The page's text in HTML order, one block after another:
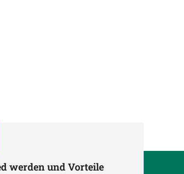
werden und Vorteile